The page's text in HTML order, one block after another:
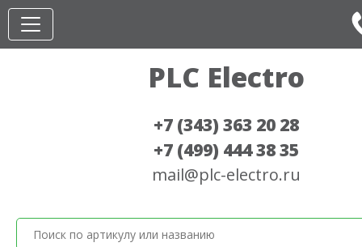
PLC Electro
+7 (343) 363 20 28
+7 (499) 444 38 35
mail@plc-electro.ru